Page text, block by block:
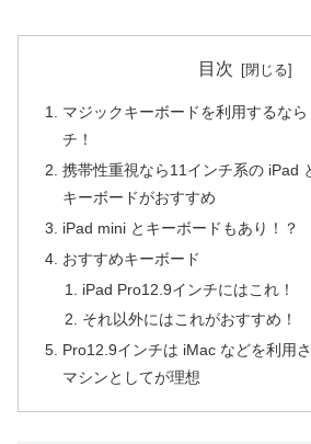
目次
マジックキーボードを利用するな
チ！
携帯性重視なら11インチ系の iPad
キーボードがおすすめ
iPad mini とキーボードもあり！？
おすすめキーボード
iPad Pro12.9インチにはこれ！
それ以外にはこれがおすすめ！
Pro12.9インチは iMac などを利用
マシンとしてが理想